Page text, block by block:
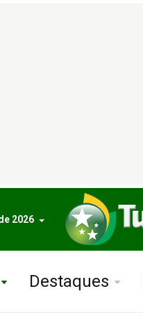
2026
Destaques